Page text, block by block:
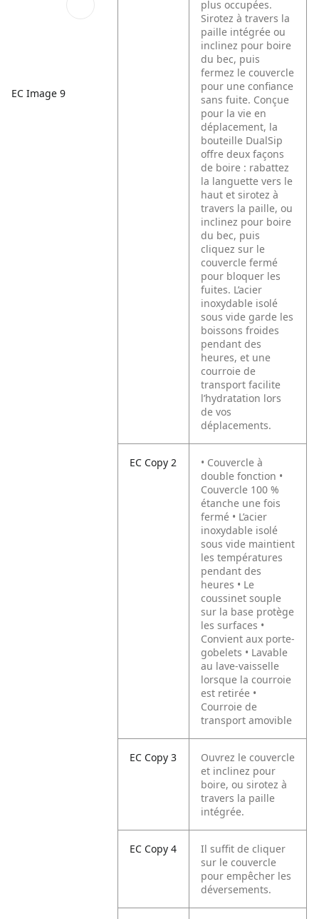
EC Image 9
plus occupées.
Sirotez à travers la
paille intégrée ou
inclinez pour boire
du bec, puis
fermez le couvercle
pour une confiance
sans fuite. Conçue
pour la vie en
déplacement, la
bouteille DualSip
offre deux façons
de boire : rabattez
la languette vers le
haut et sirotez à
travers la paille, ou
inclinez pour boire
du bec, puis
cliquez sur le
couvercle fermé
pour bloquer les
fuites. L’acier
inoxydable isolé
sous vide garde les
boissons froides
pendant des
heures, et une
courroie de
transport facilite
l’hydratation lors
de vos
déplacements.
EC Copy 2
• Couvercle à
double fonction •
Couvercle 100 %
étanche une fois
fermé • L’acier
inoxydable isolé
sous vide maintient
les températures
pendant des
heures • Le
coussinet souple
sur la base protège
les surfaces •
Convient aux porte-
gobelets • Lavable
au lave-vaisselle
lorsque la courroie
est retirée •
Courroie de
transport amovible
EC Copy 3
Ouvrez le couvercle
et inclinez pour
boire, ou sirotez à
travers la paille
intégrée.
EC Copy 4
Il suffit de cliquer
sur le couvercle
pour empêcher les
déversements.